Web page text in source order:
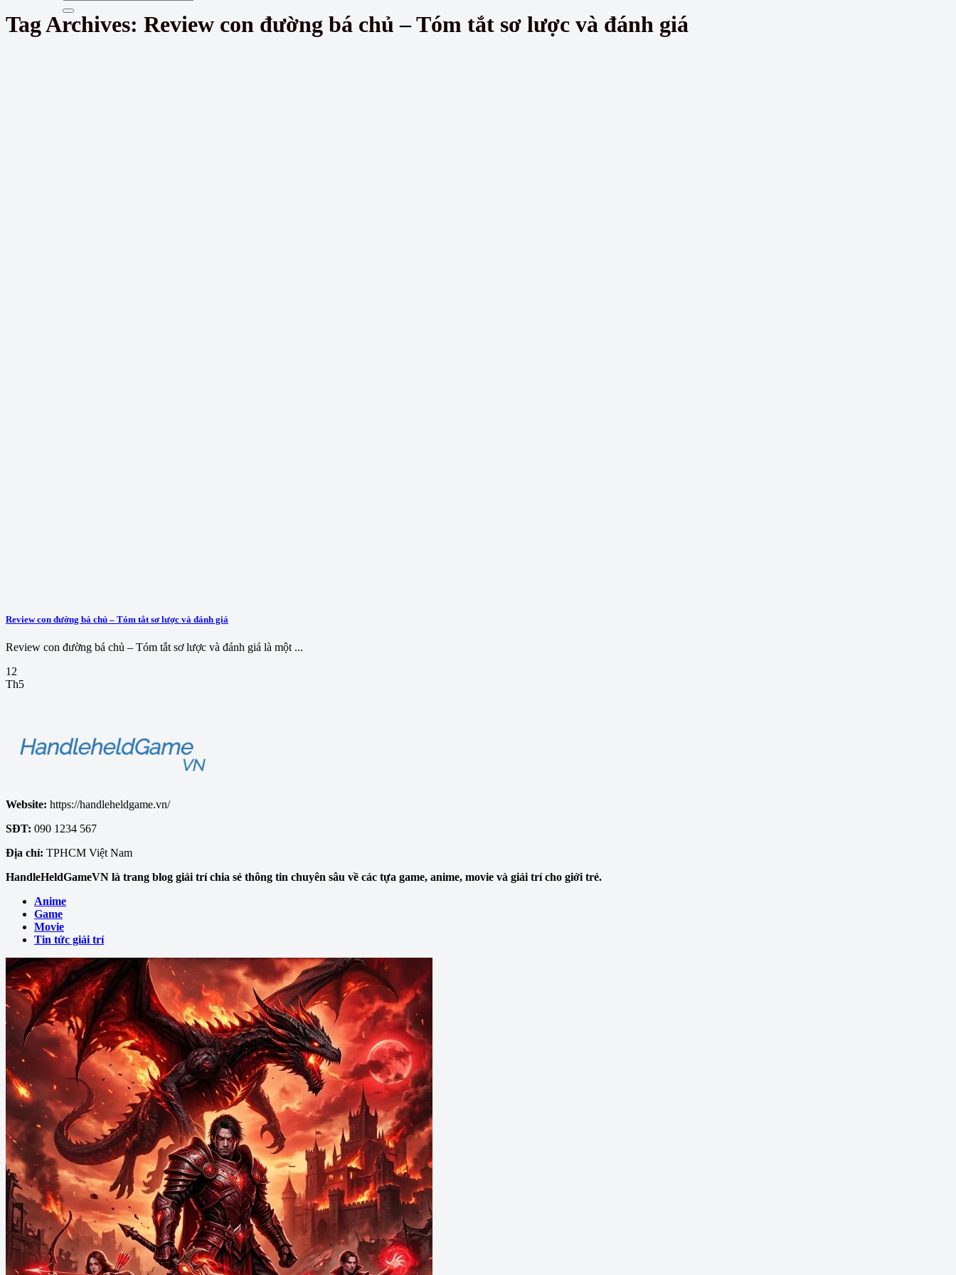
Tag Archives: Review con đường bá chủ – Tóm tắt sơ lược và đánh giá
Review con đường bá chủ – Tóm tắt sơ lược và đánh giá
Review con đường bá chủ – Tóm tắt sơ lược và đánh giá là một ...
12
Th5
Website: https://handleheldgame.vn/
SĐT: 090 1234 567
Địa chỉ: TPHCM Việt Nam
HandleHeldGameVN là trang blog giải trí chia sẻ thông tin chuyên sâu về các tựa game, anime, movie và giải trí cho giới trẻ.
Anime
Game
Movie
Tin tức giải trí